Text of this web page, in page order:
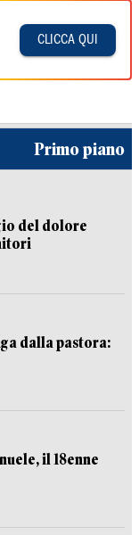
CLICCA QUI
Primo piano
del dolore
dalla pastora:
il 18enne